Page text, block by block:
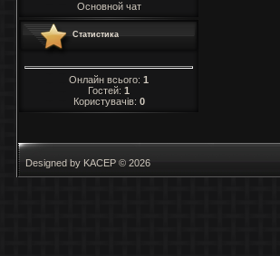
Основной чат
Статистика
Онлайн всього: 1
Гостей: 1
Користувачів: 0
Designed by KACEP © 2026